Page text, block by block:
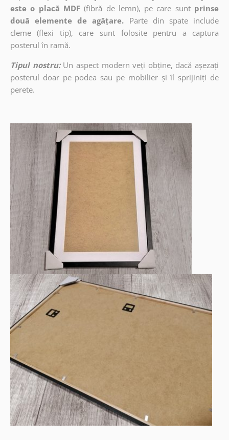
este o placă MDF (fibră de lemn), pe care sunt prinse
două elemente de agățare. Parte din spate include
cleme (flexi tip), care sunt folosite pentru a captura
posterul în ramă.
Tipul nostru: Un aspect modern veți obține, dacă așezați
posterul doar pe podea sau pe mobilier și îl sprijiniți de
perete.